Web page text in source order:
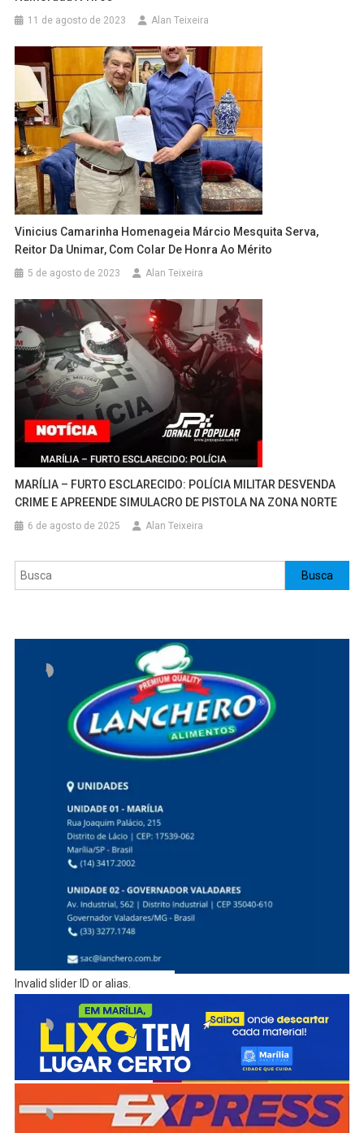
11 de agosto de 2023 Alan Teixeira
Vinicius Camarinha Homenageia Márcio Mesquita Serva,
Reitor Da Unimar, Com Colar De Honra Ao Mérito
5 de agosto de 2023 Alan Teixeira
MARÍLIA – FURTO ESCLARECIDO: POLÍCIA MILITAR DESVENDA
CRIME E APREENDE SIMULACRO DE PISTOLA NA ZONA NORTE
6 de agosto de 2025 Alan Teixeira
Pesquisar Busca
Invalid slider ID or alias.